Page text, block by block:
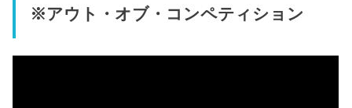
※アウト・オブ・コンペティション